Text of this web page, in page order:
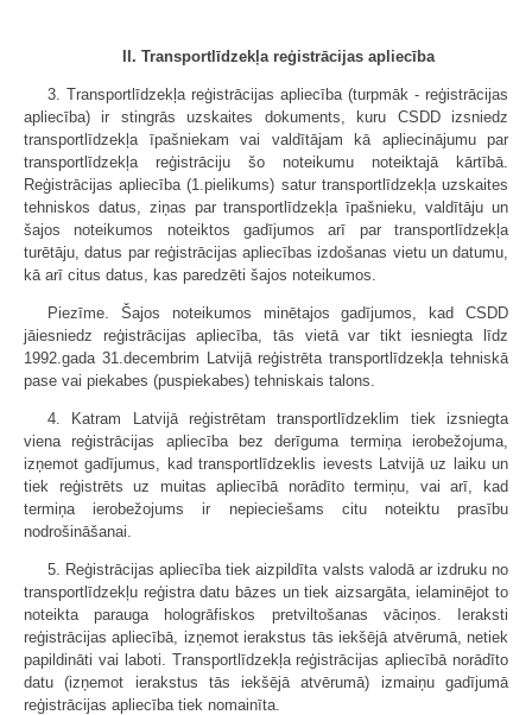
II. Transportlīdzekļa reģistrācijas apliecība
3. Transportlīdzekļa reģistrācijas apliecība (turpmāk - reģistrācijas
apliecība) ir stingrās uzskaites dokuments, kuru CSDD izsniedz
transportlīdzekļa īpašniekam vai valdītājam kā apliecinājumu par
transportlīdzekļa reģistrāciju šo noteikumu noteiktajā kārtībā.
Reģistrācijas apliecība (1.pielikums) satur transportlīdzekļa uzskaites
tehniskos datus, ziņas par transportlīdzekļa īpašnieku, valdītāju un
šajos noteikumos noteiktos gadījumos arī par transportlīdzekļa
turētāju, datus par reģistrācijas apliecības izdošanas vietu un datumu,
kā arī citus datus, kas paredzēti šajos noteikumos.
Piezīme. Šajos noteikumos minētajos gadījumos, kad CSDD
jāiesniedz reģistrācijas apliecība, tās vietā var tikt iesniegta līdz
1992.gada 31.decembrim Latvijā reģistrēta transportlīdzekļa tehniskā
pase vai piekabes (puspiekabes) tehniskais talons.
4. Katram Latvijā reģistrētam transportlīdzeklim tiek izsniegta
viena reģistrācijas apliecība bez derīguma termiņa ierobežojuma,
izņemot gadījumus, kad transportlīdzeklis ievests Latvijā uz laiku un
tiek reģistrēts uz muitas apliecībā norādīto termiņu, vai arī, kad
termiņa ierobežojums ir nepieciešams citu noteiktu prasību
nodrošināšanai.
5. Reģistrācijas apliecība tiek aizpildīta valsts valodā ar izdruku no
transportlīdzekļu reģistra datu bāzes un tiek aizsargāta, ielaminējot to
noteikta parauga hologrāfiskos pretviltošanas vāciņos. Ieraksti
reģistrācijas apliecībā, izņemot ierakstus tās iekšējā atvērumā, netiek
papildināti vai laboti. Transportlīdzekļa reģistrācijas apliecībā norādīto
datu (izņemot ierakstus tās iekšējā atvērumā) izmaiņu gadījumā
reģistrācijas apliecība tiek nomainīta.